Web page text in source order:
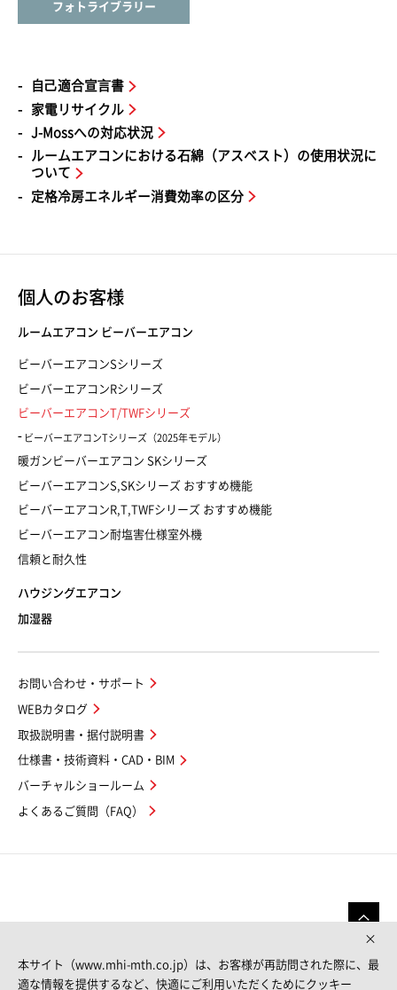
フォトライブラリー
自⼰適合宣⾔書
家電リサイクル
J-Mossへの対応状況
ルームエアコンにおける⽯綿（アスベスト）の使⽤状況に
ついて
定格冷房エネルギー消費効率の区分
個人のお客様
ルームエアコン ビーバーエアコン
ビーバーエアコンSシリーズ
ビーバーエアコンRシリーズ
ビーバーエアコンT/TWFシリーズ
ビーバーエアコンTシリーズ（2025年モデル）
暖ガンビーバーエアコン SKシリーズ
ビーバーエアコンS,SKシリーズ おすすめ機能
ビーバーエアコンR,T,TWFシリーズ おすすめ機能
ビーバーエアコン耐塩害仕様室外機
信頼と耐久性
ハウジングエアコン
加湿器
お問い合わせ・サポート
WEBカタログ
取扱説明書・据付説明書
仕様書・技術資料・CAD・BIM
バーチャルショールーム
よくあるご質問（FAQ）
本サイト（www.mhi-mth.co.jp）は、お客様が再訪問された際に、最
適な情報を提供するなど、快適にご利用いただくためにクッキー